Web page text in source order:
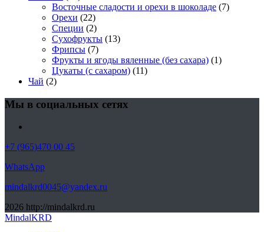
Восточные сладости и орехи в шоколаде (7)
Орехи (22)
Специи (2)
Сухофрукты (13)
Фрипсы (7)
Фрукты и ягоды вяленные (без сахара) (1)
Цукаты (с сахаром) (11)
Чай (2)
Мы в социальных сетях
+7 (965)470 00 45
WhatsApp
mindalkrd0045@yandex.ru
2026 http://mindalkrd.ru
MindalKRD